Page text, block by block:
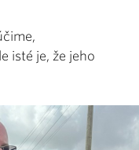
isté je, že jeho